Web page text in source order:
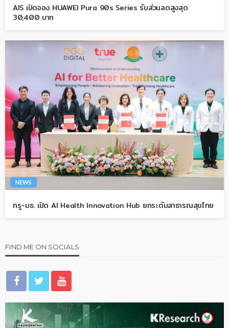
AIS เปิดจอง HUAWEI Pura 90s Series รับส่วนลดสูงสุด
30,400 บาท
NEWS
ทรู-มธ. เปิด AI Health Innovation Hub ยกระดับสาธารณสุขไทย
FIND ME ON SOCIALS